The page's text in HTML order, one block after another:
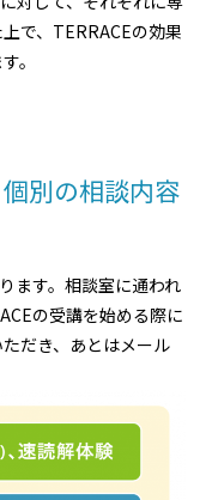
で、TERRACEの効果
。
別の相談内容
ます。相談室に通われ
の受講を始める際に
だき、あとはメール